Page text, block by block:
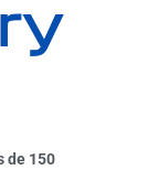
de 150